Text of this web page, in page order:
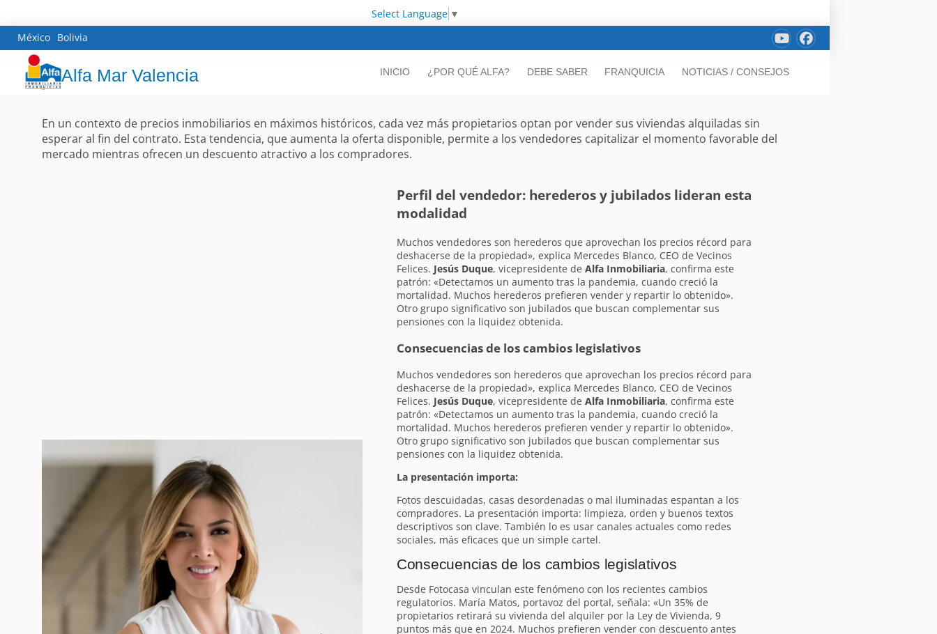
Select Language ▼
México Bolivia
Alfa Mar Valencia INICIO ¿POR QUÉ ALFA? DEBE SABER FRANQUICIA NOTICIAS / CONSEJOS
En un contexto de precios inmobiliarios en máximos históricos, cada vez más propietarios optan por vender sus viviendas alquiladas sin
esperar al fin del contrato. Esta tendencia, que aumenta la oferta disponible, permite a los vendedores capitalizar el momento favorable del
mercado mientras ofrecen un descuento atractivo a los compradores.
Perfil del vendedor: herederos y jubilados lideran esta
modalidad
Muchos vendedores son herederos que aprovechan los precios récord para
deshacerse de la propiedad», explica Mercedes Blanco, CEO de Vecinos
Felices. Jesús Duque, vicepresidente de Alfa Inmobiliaria, confirma este
patrón: «Detectamos un aumento tras la pandemia, cuando creció la
mortalidad. Muchos herederos prefieren vender y repartir lo obtenido».
Otro grupo significativo son jubilados que buscan complementar sus
pensiones con la liquidez obtenida.
Consecuencias de los cambios legislativos
Muchos vendedores son herederos que aprovechan los precios récord para
deshacerse de la propiedad», explica Mercedes Blanco, CEO de Vecinos
Felices. Jesús Duque, vicepresidente de Alfa Inmobiliaria, confirma este
patrón: «Detectamos un aumento tras la pandemia, cuando creció la
mortalidad. Muchos herederos prefieren vender y repartir lo obtenido».
Otro grupo significativo son jubilados que buscan complementar sus
pensiones con la liquidez obtenida.
La presentación importa:
Fotos descuidadas, casas desordenadas o mal iluminadas espantan a los
compradores. La presentación importa: limpieza, orden y buenos textos
descriptivos son clave. También lo es usar canales actuales como redes
sociales, más eficaces que un simple cartel.
Consecuencias de los cambios legislativos
Desde Fotocasa vinculan este fenómeno con los recientes cambios
regulatorios. María Matos, portavoz del portal, señala: «Un 35% de
propietarios retirará su vivienda del alquiler por la Ley de Vivienda, 9
puntos más que en 2024. Muchos prefieren vender con descuento antes